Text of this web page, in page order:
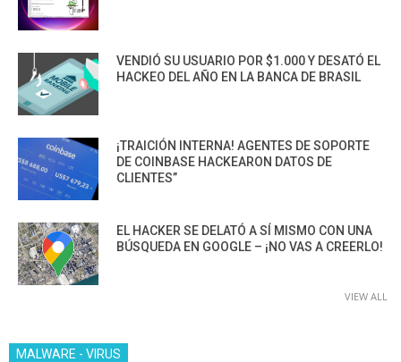
VENDIÓ SU USUARIO POR $1.000 Y DESATÓ EL
HACKEO DEL AÑO EN LA BANCA DE BRASIL
¡TRAICIÓN INTERNA! AGENTES DE SOPORTE
DE COINBASE HACKEARON DATOS DE
CLIENTES”
EL HACKER SE DELATÓ A SÍ MISMO CON UNA
BÚSQUEDA EN GOOGLE – ¡NO VAS A CREERLO!
VIEW ALL
MALWARE - VIRUS